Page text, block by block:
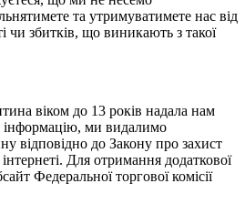
та утримуватимете нас від
чи збитків, що виникають з такої
віком до 13 років надала нам
інформацію, ми видалимо
відповідно до Закону про захист
Для отримання додаткової
Федеральної торгової комісії